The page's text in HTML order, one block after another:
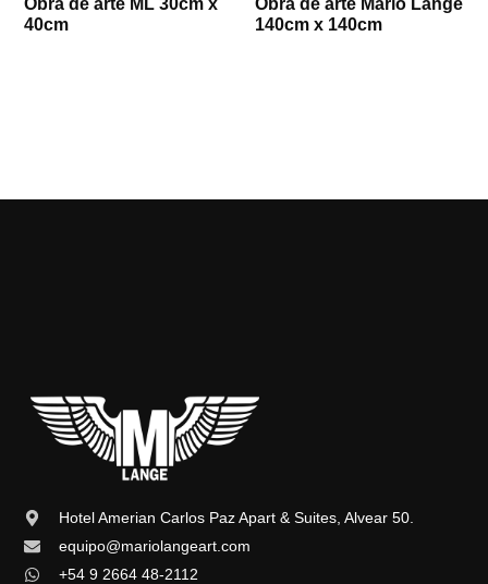
Obra de arte ML 30cm x
40cm
Obra de arte Mario Lange
140cm x 140cm
Hotel Amerian Carlos Paz Apart & Suites, Alvear 50.
equipo@mariolangeart.com
+54 9 2664 48-2112